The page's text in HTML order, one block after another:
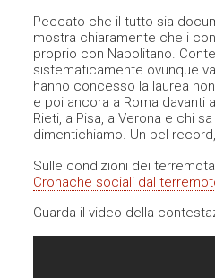
Peccato che il tutto sia
mostra chiaramente che i
proprio con Napolitano.
sistematicamente ovunque
hanno concesso la laurea
e poi ancora a Roma davanti
Rieti, a Pisa, a Verona e chi
dimentichiamo. Un bel
Sulle condizioni dei
Cronache sociali dal
Guarda il video della